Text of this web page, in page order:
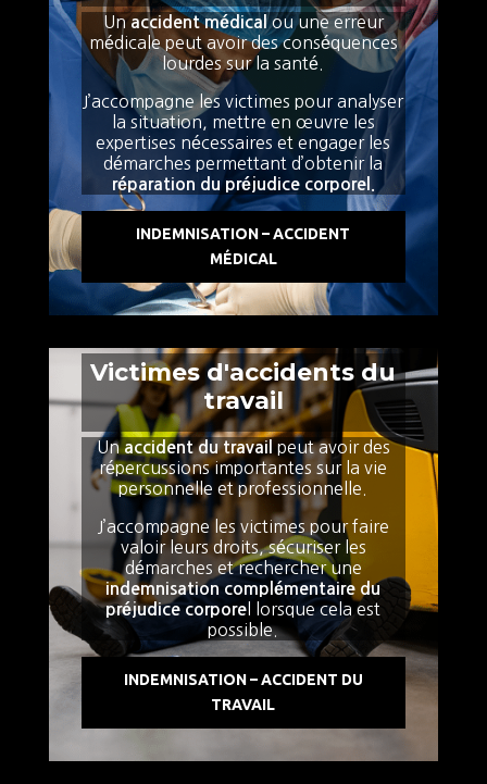
Unaccident médicalou une erreur
médicale peut avoir des conséquences
lourdes sur la santé.
J’accompagne les victimes pour analyser
la situation, mettre en œuvre les
expertises nécessaires et engager les
démarches permettant d’obtenir la
réparation du préjudice corporel.
INDEMNISATION – ACCIDENT
MÉDICAL
Victimes d'accidents du
travail
Un accident du travail peut avoir des
répercussions importantes sur la vie
personnelle et professionnelle.
J’accompagne les victimes pour faire
valoir leurs droits, sécuriser les
démarches et rechercher une
indemnisation complémentaire du
préjudice corpore l lorsque cela est
possible.
INDEMNISATION – ACCIDENT DU
TRAVAIL